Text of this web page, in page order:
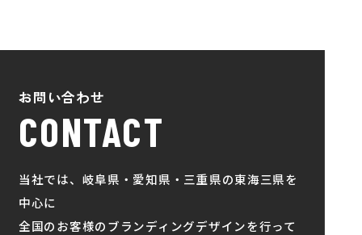
お問い合わせ
CONTACT
当社では、岐阜県・愛知県・三重県の東海三県を
中心に
全国のお客様のブランディングデザインを行って